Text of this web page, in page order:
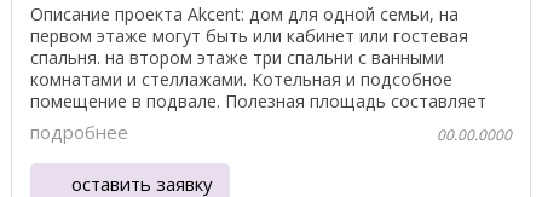
Описание проекта Akcent: дом для одной семьи, на
первом этаже могут быть или кабинет или гостевая
спальня. на втором этаже три спальни с ванными
комнатами и стеллажами. Котельная и подсобное
помещение в подвале. Полезная площадь составляет
159,60 ...
подробнее 00.00.0000
оставить заявку